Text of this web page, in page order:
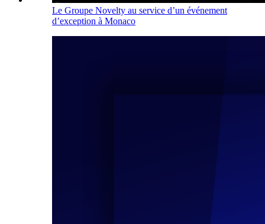
Le Groupe Novelty au service d’un événement
d’exception à Monaco